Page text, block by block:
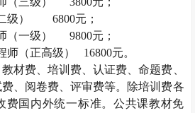
级） 6800元；
（一级） 9800元；
师（正高级） 16800元。
材费、培训费、认证费、命题费、
、阅卷费、评审费等。除培训费各
费国内外统一标准。公共课教材免